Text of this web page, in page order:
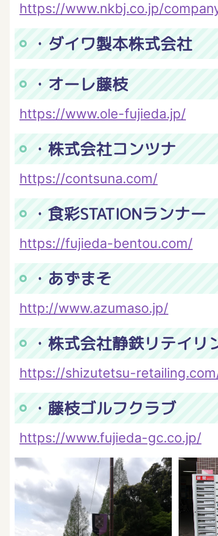
https://www.nkbj.co.jp/
・ダイワ製本株式会社
・オーレ藤枝
https://www.ole-fujieda.jp/
・株式会社コンツナ
https://contsuna.com/
・食彩STATIONランナー
https://fujieda-bentou.com/
・あずまそ
http://www.azumaso.jp/
・株式会社静鉄リテイリ
https://shizutetsu-
・藤枝ゴルフクラブ
https://www.fujieda-gc.co.jp/